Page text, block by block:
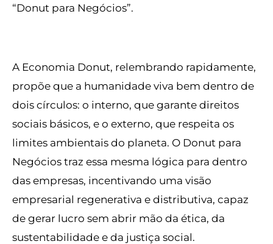
“Donut para Negócios”.
A Economia Donut, relembrando rapidamente,
propõe que a humanidade viva bem dentro de
dois círculos: o interno, que garante direitos
sociais básicos, e o externo, que respeita os
limites ambientais do planeta. O Donut para
Negócios traz essa mesma lógica para dentro
das empresas, incentivando uma visão
empresarial regenerativa e distributiva, capaz
de gerar lucro sem abrir mão da ética, da
sustentabilidade e da justiça social.